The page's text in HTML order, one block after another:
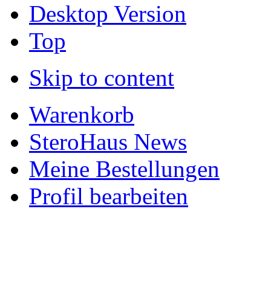
Desktop Version
Top
Skip to content
Warenkorb
SteroHaus News
Meine Bestellungen
Profil bearbeiten